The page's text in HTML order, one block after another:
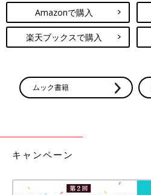
Amazonで購入
楽天ブックスで購入
ムック書籍
キャンペーン